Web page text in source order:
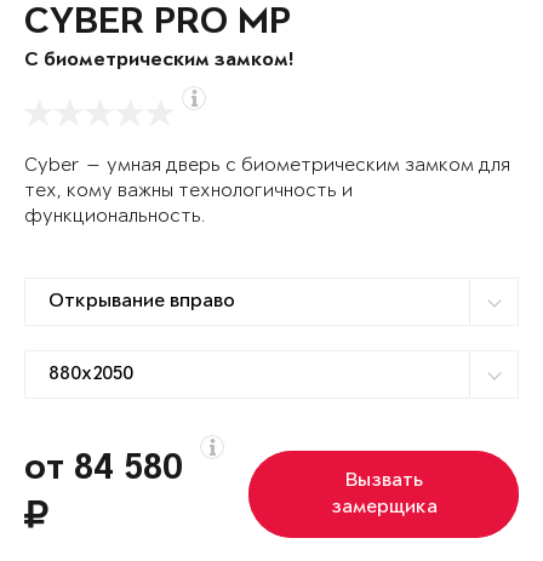
CYBER PRO MP
С биометрическим замком!
Cyber — умная дверь с биометрическим замком для
тех, кому важны технологичность и
функциональность.
от 84 580
Вызвать
замерщика